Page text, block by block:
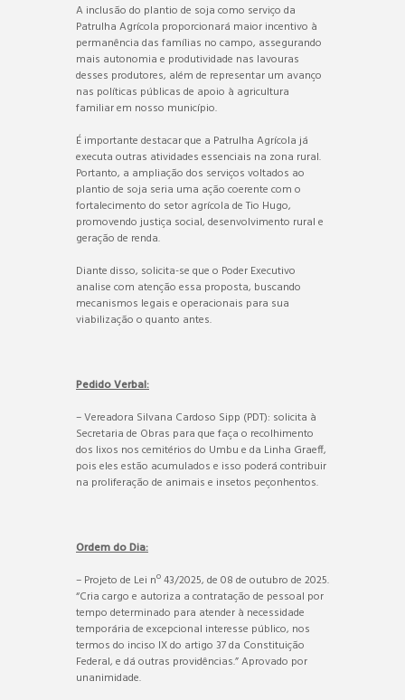
A inclusão do plantio de soja como serviço da
Patrulha Agrícola proporcionará maior incentivo à
permanência das famílias no campo, assegurando
mais autonomia e produtividade nas lavouras
desses produtores, além de representar um avanço
nas políticas públicas de apoio à agricultura
familiar em nosso município.
É importante destacar que a Patrulha Agrícola já
executa outras atividades essenciais na zona rural.
Portanto, a ampliação dos serviços voltados ao
plantio de soja seria uma ação coerente com o
fortalecimento do setor agrícola de Tio Hugo,
promovendo justiça social, desenvolvimento rural e
geração de renda.
Diante disso, solicita-se que o Poder Executivo
analise com atenção essa proposta, buscando
mecanismos legais e operacionais para sua
viabilização o quanto antes.
Pedido Verbal:
– Vereadora Silvana Cardoso Sipp (PDT): solicita à
Secretaria de Obras para que faça o recolhimento
dos lixos nos cemitérios do Umbu e da Linha Graeff,
pois eles estão acumulados e isso poderá contribuir
na proliferação de animais e insetos peçonhentos.
Ordem do Dia:
– Projeto de Lei nº 43/2025, de 08 de outubro de 2025.
“Cria cargo e autoriza a contratação de pessoal por
tempo determinado para atender à necessidade
temporária de excepcional interesse público, nos
termos do inciso IX do artigo 37 da Constituição
Federal, e dá outras providências.” Aprovado por
unanimidade.